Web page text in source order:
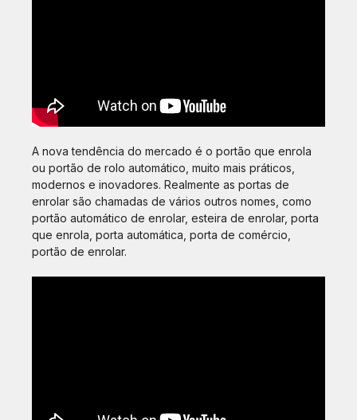
A nova tendência do mercado é o portão que enrola
ou portão de rolo automático, muito mais práticos,
modernos e inovadores. Realmente as portas de
enrolar são chamadas de vários outros nomes, como
portão automático de enrolar, esteira de enrolar, porta
que enrola, porta automática, porta de comércio,
portão de enrolar.